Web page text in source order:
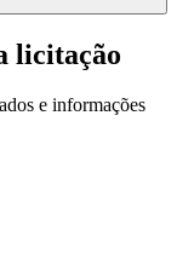
licitação
e informações